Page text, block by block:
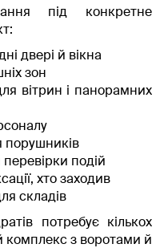
під конкретне
двері й вікна
зон
вітрин і панорамних
порушників
подій
хто заходив
складів
потребує кількох
комплекс з воротами й